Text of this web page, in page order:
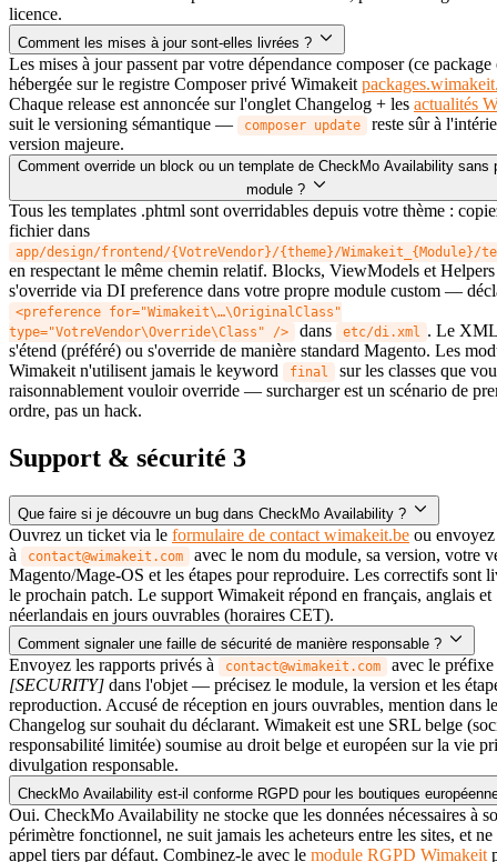
licence.
Comment les mises à jour sont-elles livrées ?
Les mises à jour passent par votre dépendance composer (ce package
hébergée sur le registre Composer privé Wimakeit
Chaque release est annoncée sur l'onglet Changelog + les actualités
suit le versioning sémantique —
composer update
reste sûr à
version majeure.
Comment override un block ou un template de CheckMo Availability sans
module ?
Tous les templates .phtml sont overridables depuis votre thème :
fichier dans
app/design/frontend/{VotreVendor}/{theme}/Wimakeit_{Module}/
en respectant le même chemin relatif. Blocks, ViewModels et Helpers
s'override via DI preference dans votre propre module custom —
<preference for="Wimakeit\…\OriginalClass"
type="VotreVendor\Override\Class" />
dans etc/di.xml . Le
s'étend (préféré) ou s'override de manière standard Magento. Les
Wimakeit n'utilisent jamais le keyword
final
sur les classes que
raisonnablement vouloir override — surcharger est un scénario de
ordre, pas un hack.
Support & sécurité 3
Que faire si je découvre un bug dans CheckMo Availability ?
Ouvrez un ticket via le formulaire de contact wimakeit.be ou
à
contact@wimakeit.com
avec le nom du module, sa version, votre
Magento/Mage-OS et les étapes pour reproduire. Les correctifs sont
le prochain patch. Le support Wimakeit répond en français, anglais et
néerlandais en jours ouvrables (horaires CET).
Comment signaler une faille de sécurité de manière responsable ?
Envoyez les rapports privés à contact@wimakeit.com
avec le préfixe
[SECURITY] dans l'objet — précisez le module, la version et les
reproduction. Accusé de réception en jours ouvrables, mention dans le
Changelog sur souhait du déclarant. Wimakeit est une SRL belge
responsabilité limitée) soumise au droit belge et européen sur la vie
divulgation responsable.
CheckMo Availability est-il conforme RGPD pour les boutiques
Oui. CheckMo Availability ne stocke que les données nécessaires à
périmètre fonctionnel, ne suit jamais les acheteurs entre les sites, et
appel tiers par défaut. Combinez-le avec le module RGPD Wimakeit